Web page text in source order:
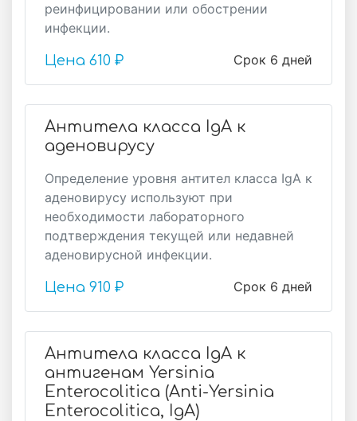
реинфицировании или обострении
инфекции.
Срок 6 дней
Цена 610 ₽
Антитела класса IgA к
аденовирусу
Определение уровня антител класса IgA к
аденовирусу используют при
необходимости лабораторного
подтверждения текущей или недавней
аденовирусной инфекции.
Срок 6 дней
Цена 910 ₽
Антитела класса IgA к
антигенам Yersinia
Enterocolitica (Аnti-Yersinia
Enterocolitica, IgA)